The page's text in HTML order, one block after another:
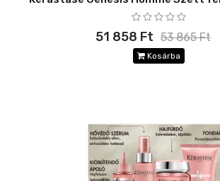
51 858 Ft 53 865 Ft
Kosárba